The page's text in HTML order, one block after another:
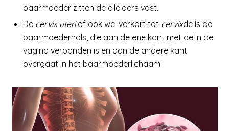
baarmoeder zitten de eileiders vast.
De cervix uteriof ook wel verkort tot cervixde is de
baarmoederhals, die aan de ene kant met de in de
vagina verbonden is en aan de andere kant
overgaat in het baarmoederlichaam